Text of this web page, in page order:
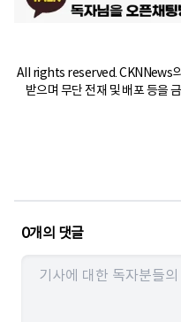
All rights reserved. CKNNews
받으며 무단 전재 및 배포 등
0개의 댓글